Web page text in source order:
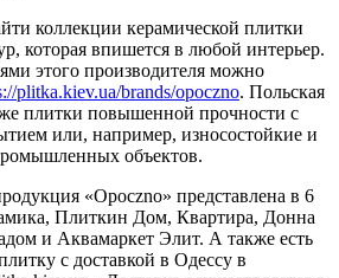
коллекции керамической плитки
которая впишется в любой интерьер.
этого производителя можно
plitka.kiev.ua/brands/opoczno. Польская
плитки повышенной прочности с
или, например, износостойкие и
объектов.
«Opoczno» представлена в 6
Плиткин Дом, Квартира, Донна
и Аквамаркет Элит. А также есть
с доставкой в Одессу в